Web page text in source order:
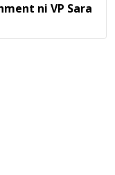
ni VP Sara